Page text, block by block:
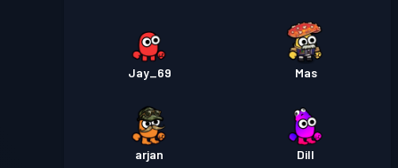
Jay_69 Mas
arjan Dill